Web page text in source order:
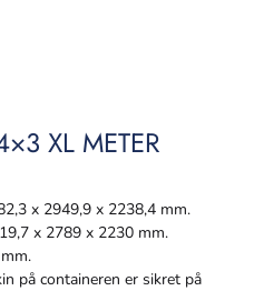
XL METER
x 2949,9 x 2238,4 mm.
x 2789 x 2230 mm.
på containeren er sikret på